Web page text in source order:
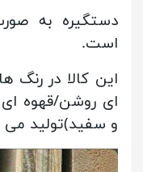
دستگیره به
است.
این کالا در
ای روشن/قهوه
و سفید)تولید